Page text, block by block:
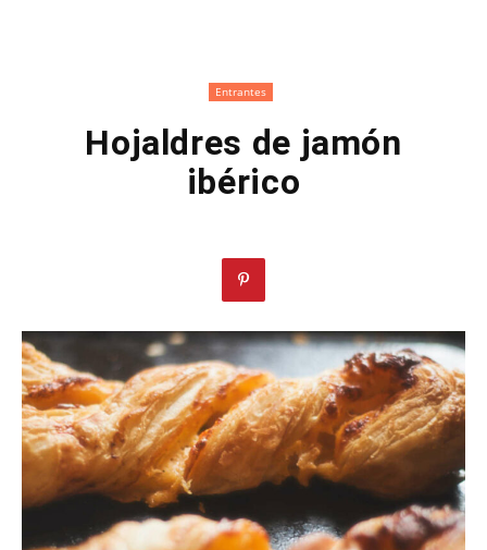
Entrantes
Hojaldres de jamón
ibérico